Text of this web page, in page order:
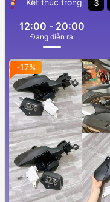
Kết thúc trong 3
12:00 - 20:00
Ðang diễn ra
-17%